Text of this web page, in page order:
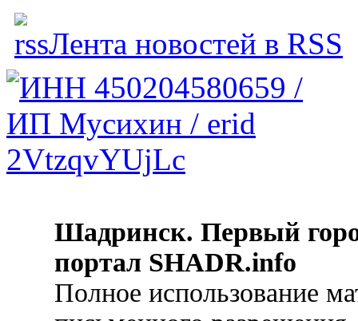
Лента новостей в RSS
Шадринск. Первый
портал SHADR.info
Полное использование